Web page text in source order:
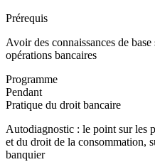
Prérequis
Avoir des connaissances de
opérations bancaires
Programme
Pendant
Pratique du droit bancaire
Autodiagnostic : le point sur les
et du droit de la consommation,
banquier